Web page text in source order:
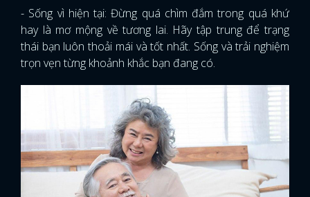
- Sống vì hiện tại: Đừng quá chìm đắm trong quá khứ
hay là mơ mộng về tương lai. Hãy tập trung để trạng
thái bạn luôn thoải mái và tốt nhất. Sống và trải nghiệm
trọn vẹn từng khoảnh khắc bạn đang có.